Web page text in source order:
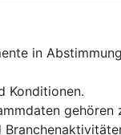
in
Konditionen.
gehören